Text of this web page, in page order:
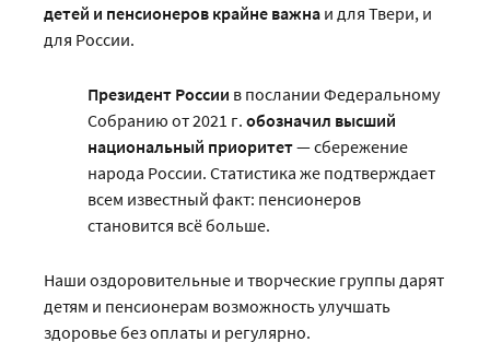
детей и пенсионеров крайне важна и для Твери, и
для России.
Президент России в послании Федеральному
Собранию от 2021 г. обозначил высший
национальный приоритет— сбережение
народа России. Статистика же подтверждает
всем известный факт: пенсионеров
становится всё больше.
Наши оздоровительные и творческие группы дарят
детям и пенсионерам возможность улучшать
здоровье без оплаты и регулярно.